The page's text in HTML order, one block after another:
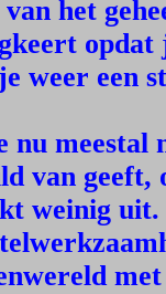
van het
opdat
weer een
nu meestal
van geeft,
weinig